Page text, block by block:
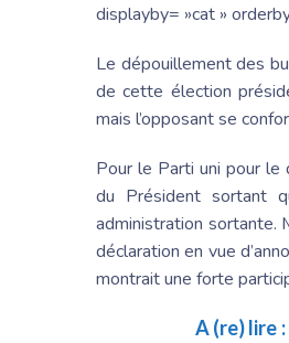
displayby= »cat »
Le dépouillement des
de cette élection
mais l’opposant se
Pour le Parti uni pour le
du Président sortant
administration sortante.
déclaration en vue
montrait une forte
A (re) lire :